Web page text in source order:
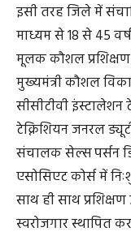
इसी तरह जिले में
माध्यम से 18 से 45
मूलक कौशल
मुख्यमंत्री कौशल
सीसीटीवी
टेक्निशियन जनरल
संचालक सेल्स पर्सन
एसोसिएट कोर्स में
साथ ही साथ
स्वरोजगार स्थापित